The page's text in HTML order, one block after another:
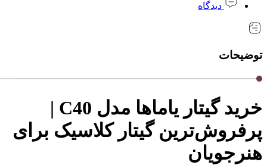
دیدگاه
توضیحات
خرید گیتار یاماها مدل C40 |
پرفروش‌ترین گیتار کلاسیک برای
هنرجویان